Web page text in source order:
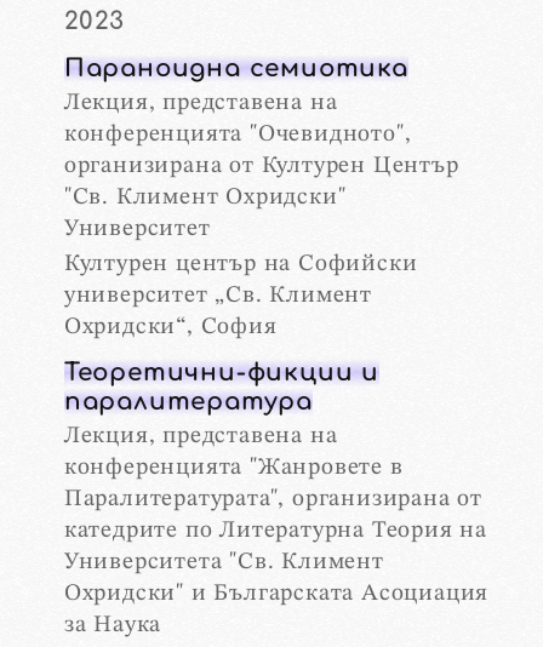
2023
Параноидна семиотика
Лекция, представена на
конференцията "Очевидното",
организирана от Културен Център
"Св. Климент Охридски"
Университет
Културен център на Софийски
университет „Св. Климент
Охридски“, София
Теоретични-фикции и
паралитература
Лекция, представена на
конференцията "Жанровете в
Паралитературата", организирана от
катедрите по Литературна Теория на
Университета "Св. Климент
Охридски" и Българската Асоциация
за Наука